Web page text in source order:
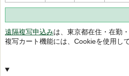
遠隔複写申込みは、東京都在住・在勤
複写カート機能には、Cookieを使用し